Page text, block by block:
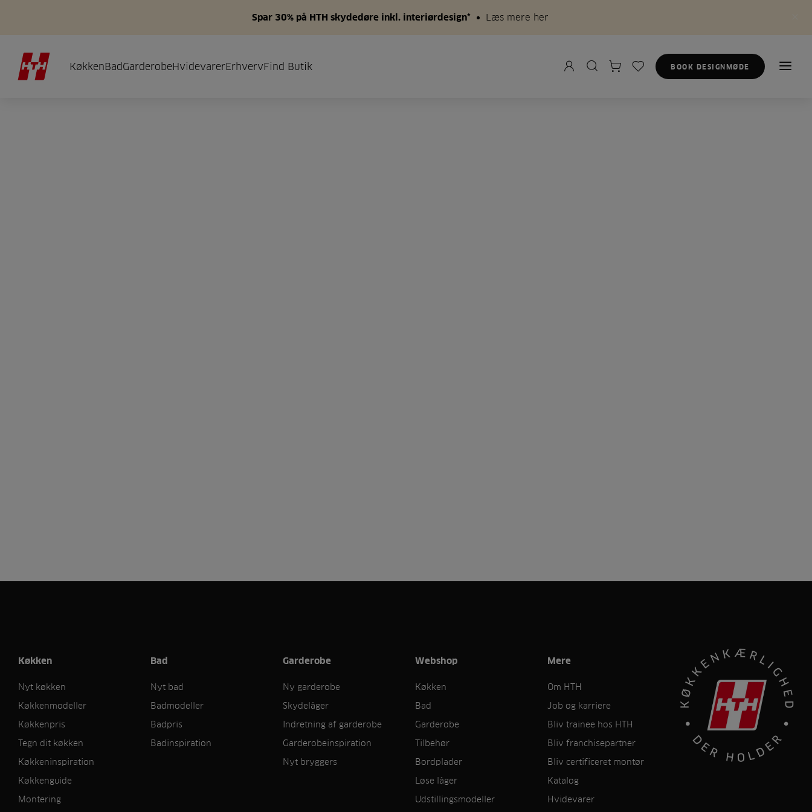
Spar 30% på HTH skydedøre inkl. interiørdesign* Læs mere her
KøkkenBadGarderobeHvidevarerErhvervFind Butik BOOK DESIGNMØDE
Køkken
Nyt køkken
Køkkenmodeller
Køkkenpris
Tegn dit køkken
Køkkeninspiration
Køkkenguide
Montering
Bad
Nyt bad
Badmodeller
Badpris
Badinspiration
Garderobe
Ny garderobe
Skydelåger
Indretning af garderobe
Garderobeinspiration
Nyt bryggers
Webshop
Køkken
Bad
Garderobe
Tilbehør
Bordplader
Løse låger
Udstillingsmodeller
Mere
Om HTH
Job og karriere
Bliv trainee hos HTH
Bliv franchisepartner
Bliv certificeret montør
Katalog
Hvidevarer